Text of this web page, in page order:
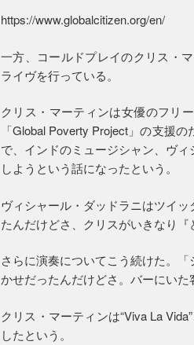
https://www.globalcitizen.org/en/
一方、コールドプレイのクリス・
ライヴを行っている。
クリス・マーティンは女優のフリ
「Global Poverty Project」の支援
で、インドのミュージシャン、ヴ
しようという話になったという。
ヴィシャール・ダッドラニはツイ
たんだけどさ、クリスがいきなり
さらに演奏についてこう続けた。
かせだったんだけどさ。バーにいた
クリス・マーティンは“Viva La
したという。